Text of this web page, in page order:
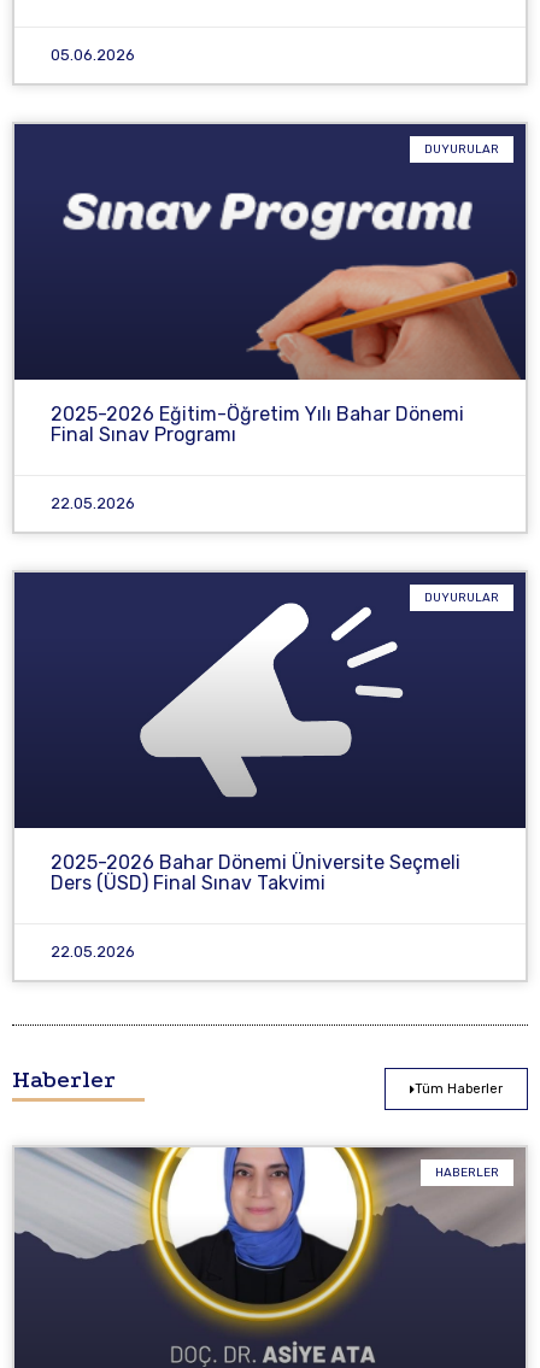
05.06.2026
DUYURULAR
2025-2026 Eğitim-Öğretim Yılı Bahar Dönemi
Final Sınav Programı
22.05.2026
DUYURULAR
2025-2026 Bahar Dönemi Üniversite Seçmeli
Ders (ÜSD) Final Sınav Takvimi
22.05.2026
Haberler Tüm Haberler
HABERLER